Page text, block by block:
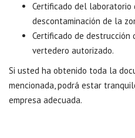
Certificado del laboratorio
descontaminación de la
Certificado de
vertedero autorizado.
Si usted ha obtenido toda la
mencionada, podrá estar
empresa adecuada.